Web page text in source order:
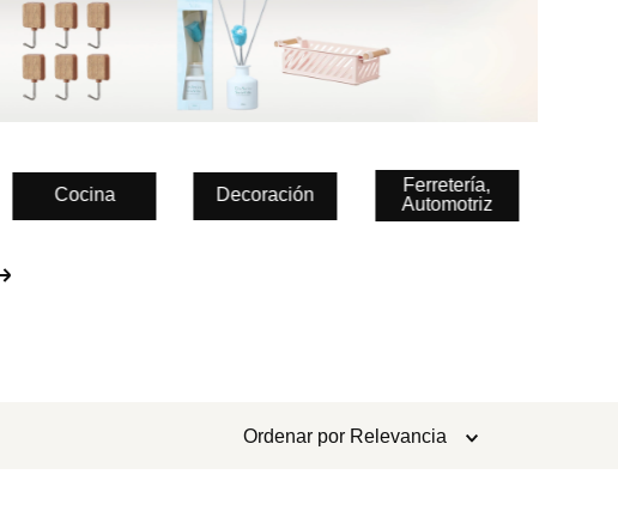
Cocina Decoración
Ferretería,
Automotriz
Ordenar por Relevancia